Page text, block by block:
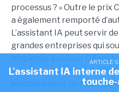
ARTICLE
L'assistant IA interne
processus ? »Outre le prix
a également remporté
L’assistant IA peut servir
grandes entreprises qui
employés à utiliser l’IA en
Amy Loomis , vice-
solutions pour